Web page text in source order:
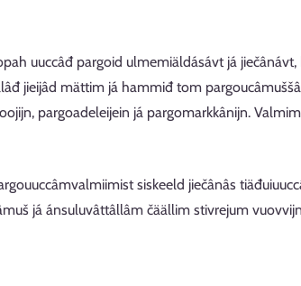
uuccâđ pargoid ulmemiäldásávt já
jieijâd mättim já hammiđ tom
pargoadeleijein já pargomarkkânijn.
siskeeld jiečânâs
já ánsuluvâttâllâm čäällim stivrejum